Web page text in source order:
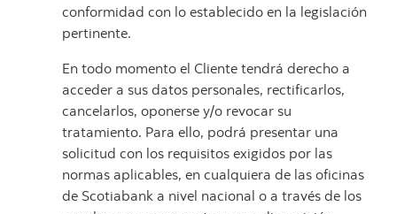
conformidad con lo establecido en la legislación
pertinente.
En todo momento el Cliente tendrá derecho a
acceder a sus datos personales, rectificarlos,
cancelarlos, oponerse y/o revocar su
tratamiento. Para ello, podrá presentar una
solicitud con los requisitos exigidos por las
normas aplicables, en cualquiera de las oficinas
de Scotiabank a nivel nacional o a través de los